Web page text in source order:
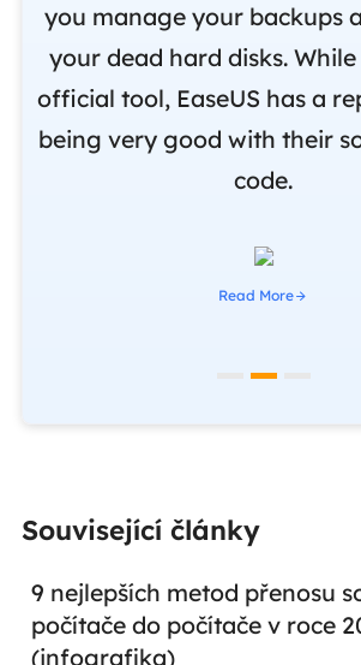
you manage your backups
your dead hard disks.
official tool, EaseUS has a
being very good with their
code.
Read More
Související články
9 nejlepších metod přenosu
počítače do počítače v roce
(infografika)